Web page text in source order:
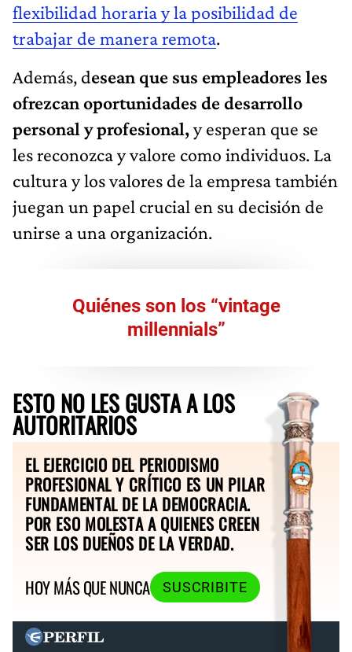
flexibilidad horaria y la posibilidad de
trabajar de manera remota.
Además, desean que sus empleadores les
ofrezcan oportunidades de desarrollo
personal y profesional,y esperan que se
les reconozca y valore como individuos. La
cultura y los valores de la empresa también
juegan un papel crucial en su decisión de
unirse a una organización.
Quiénes son los “vintage
millennials”
ESTO NO LES GUSTA A LOS
AUTORITARIOS
EL EJERCICIO DEL PERIODISMO
PROFESIONAL Y CRÍTICO ES UN PILAR
FUNDAMENTAL DE LA DEMOCRACIA.
POR ESO MOLESTA A QUIENES CREEN
SER LOS DUEÑOS DE LA VERDAD.
HOY MÁS QUE NUNCA
SUSCRIBITE